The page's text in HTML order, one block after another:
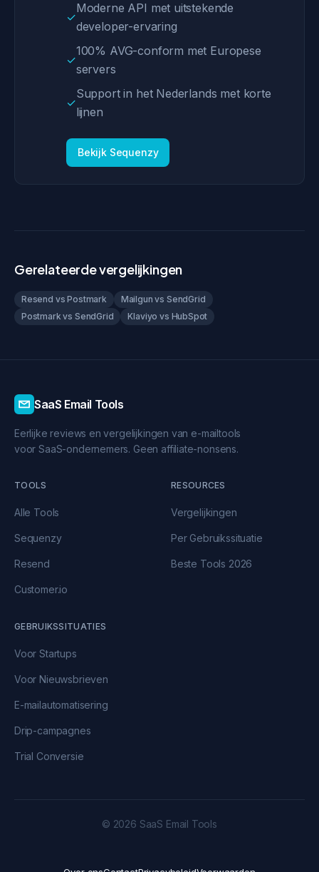
✓
Moderne API met uitstekende
developer-ervaring
✓
100% AVG-conform met Europese
servers
✓
Support in het Nederlands met korte
lijnen
Bekijk Sequenzy
Gerelateerde vergelijkingen
Resend vs Postmark
Mailgun vs SendGrid
Postmark vs SendGrid
Klaviyo vs HubSpot
SaaS Email Tools
Eerlijke reviews en vergelijkingen van e-mailtools
voor SaaS-ondernemers. Geen affiliate-nonsens.
TOOLS
Alle Tools
Sequenzy
Resend
Customer.io
RESOURCES
Vergelijkingen
Per Gebruikssituatie
Beste Tools 2026
GEBRUIKSSITUATIES
Voor Startups
Voor Nieuwsbrieven
E-mailautomatisering
Drip-campagnes
Trial Conversie
© 2026 SaaS Email Tools